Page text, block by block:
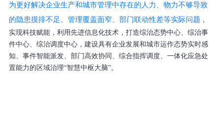
为更好解决企业生产和城市管理中存在的人力、物力不够导致
的隐患摸排不足、管理覆盖面窄、部门联动性差等实际问题 ，
实现科技赋能，利用先进信息化技术，打造综治态势中心、综治事
件中心、综治调度中心，建设具有企业发展和城市运作态势实时感
知、事件智能派发、部门高效协同、综合指挥调度、一体化应急处
置能力的区域治理“智慧中枢大脑”。